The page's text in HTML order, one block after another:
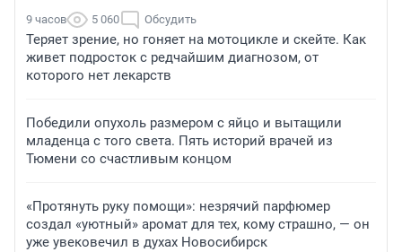
9 часов 5 060 Обсудить
Теряет зрение, но гоняет на мотоцикле и скейте. Как
живет подросток с редчайшим диагнозом, от
которого нет лекарств
Победили опухоль размером с яйцо и вытащили
младенца с того света. Пять историй врачей из
Тюмени со счастливым концом
«Протянуть руку помощи»: незрячий парфюмер
создал «уютный» аромат для тех, кому страшно, — он
уже увековечил в духах Новосибирск